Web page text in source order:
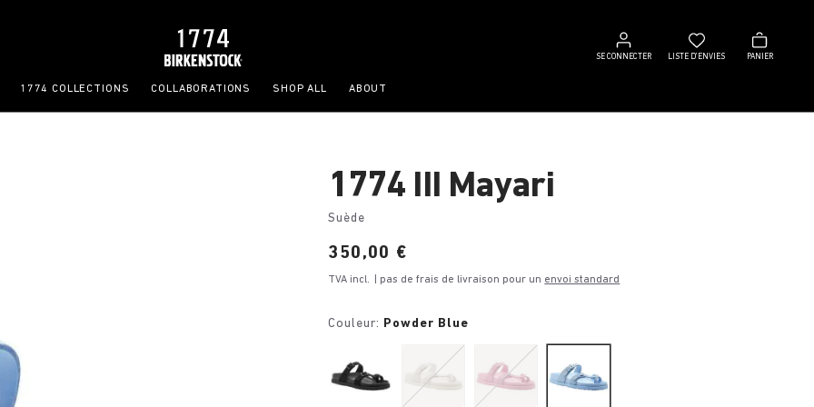
SE CONNECTER
connecter
LISTE D’ENVIES
Liste
d’envies
PANIER
Panier
1774 COLLECTIONS COLLABORATIONS SHOP ALL ABOUT
1774 III Mayari
Suède
Price:
350,00 €
TVA incl. | pas de frais de livraison pour un envoi standard
Couleur: Powder Blue